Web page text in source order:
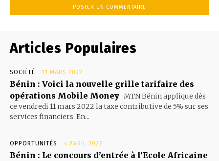
Articles Populaires
SOCIÉTÉ 11 MARS 2022
Bénin : Voici la nouvelle grille tarifaire des
opérations Mobile Money MTN Bénin applique dès
ce vendredi 11 mars 2022 la taxe contributive de 5% sur ses
services financiers. En...
OPPORTUNITÉS 4 AVRIL 2022
Bénin : Le concours d’entrée à l’Ecole Africaine